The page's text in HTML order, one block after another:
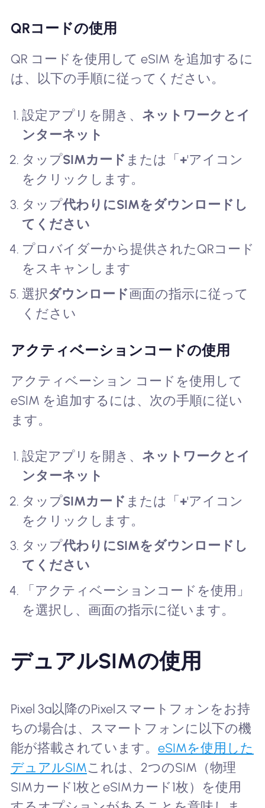
QRコードの使用
QR コードを使用して eSIM を追加するに
は、以下の手順に従ってください。
設定アプリを開き、 ネットワークとイ
ンターネット
タップSIMカード または「 +'アイコン
をクリックします。
タップ代わりにSIMをダウンロードし
てください
プロバイダーから提供されたQRコード
をスキャンします
選択ダウンロード画面の指示に従って
ください
アクティベーションコードの使用
アクティベーション コードを使用して
eSIM を追加するには、次の手順に従い
ます。
設定アプリを開き、 ネットワークとイ
ンターネット
タップSIMカード または「 +'アイコン
をクリックします。
タップ代わりにSIMをダウンロードし
てください
「アクティベーションコードを使用」
を選択し、画面の指示に従います。
デュアルSIMの使用
Pixel 3a以降のPixelスマートフォンをお持
ちの場合は、スマートフォンに以下の機
能が搭載されています。 eSIMを使用した
デュアルSIMこれは、2つのSIM（物理
SIMカード1枚とeSIMカード1枚）を使用